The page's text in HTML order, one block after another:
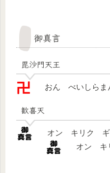
御真言
毘沙門天王
おん べいしら
歓喜天
オン キリク
オン キ